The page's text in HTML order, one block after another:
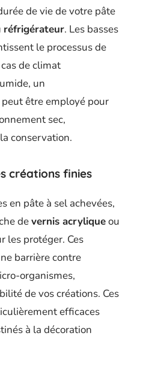
de vie de votre pâte
réfrigérateur. Les basses
le processus de
de climat
un
peut être employé pour
sec,
conservation.
créations finies
en pâte à sel achevées,
devernis acryliqueou
les protéger. Ces
barrière contre
organismes,
de vos créations. Ces
efficaces
à la décoration